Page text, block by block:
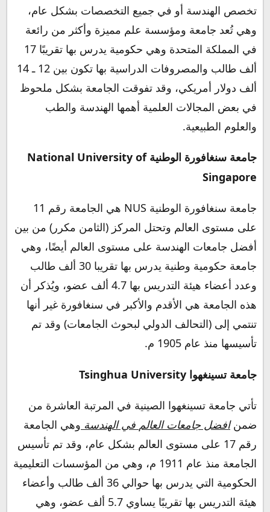
تخصص الهندسة أو في جميع التخصصات بشكل عام،
وهي تُعد جامعة ومؤسسة علم مميزة وأكثر من رائعة
في المملكة المتحدة وهي حكومية يدرس بها تقريبًا 17
ألف طالب والمصروفات الدراسية بها تكون بين 12 ـ 14
ألف دولار أمريكي، وقد تفوقت الجامعة بشكل ملحوظ
في بعض المجالات العلمية أهمها الهندسة والطب
والعلوم الطبيعية.
جامعة سنغافورة الوطنية National University of
Singapore
جامعة سنغافورة الوطنية NUS هي الجامعة رقم 11
على مستوى العالم وتحتل المركز (الثامن مكرر) من بين
أفضل جامعات الهندسة على مستوى العالم أيضًا، وهي
جامعة حكومية وطنية يدرس بها تقريبا 30 ألف طالب
وعدد أعضاء هيئة التدريس بها 4.7 ألف عضو، ويُذكر أن
هذه الجامعة هي الأقدم والأكبر في سنغافورة غير أنها
تنتمي إلى (التحالف الدولي لبحوث الجامعات) وقد تم
تأسيسها منذ عام 1905 م.
جامعة تسينغهوا Tsinghua University
تأتي جامعة تسينغهوا الصينية في المرتبة العاشرة من
ضمن افضل جامعات العالم في الهندسة وهي الجامعة
رقم 17 على مستوى العالم بشكل عام، وقد تم تأسيس
الجامعة منذ عام 1911 م، وهي من المؤسسات التعليمية
الحكومية التي يدرس بها حوالي 36 ألف طالب وأعضاء
هيئة التدريس بها تقريبًا يساوي 5.7 ألف عضو، وهي